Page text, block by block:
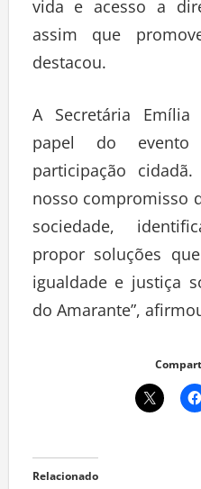
vida e acesso a
assim que
destacou.
A Secretária
papel do
participação
nosso compromisso
sociedade,
propor soluções
igualdade e justiça
do Amarante”,
Relacionado